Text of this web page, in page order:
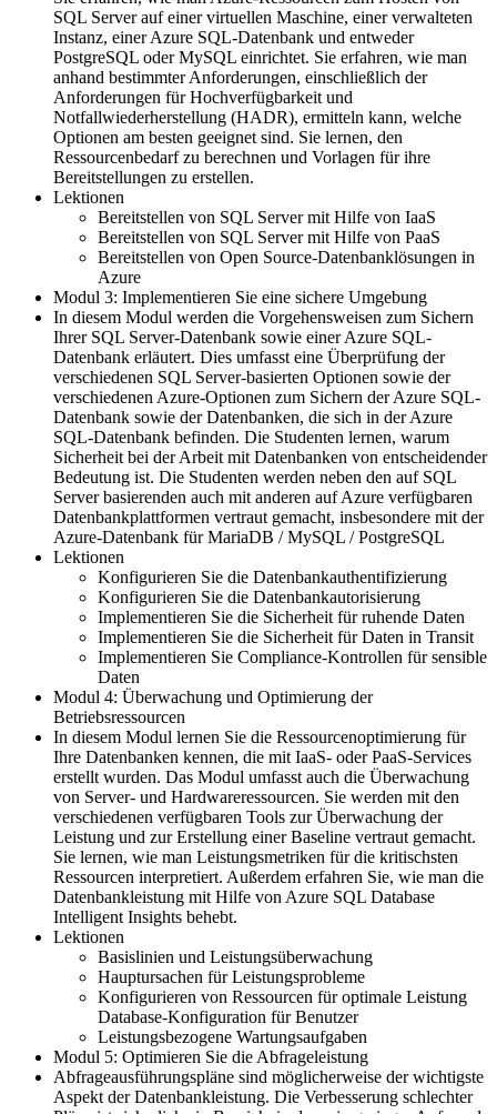
SQL Server auf einer virtuellen Maschine, einer verwalteten
Instanz, einer Azure SQL-Datenbank und entweder
PostgreSQL oder MySQL einrichtet. Sie erfahren, wie man
anhand bestimmter Anforderungen, einschließlich der
Anforderungen für Hochverfügbarkeit und
Notfallwiederherstellung (HADR), ermitteln kann, welche
Optionen am besten geeignet sind. Sie lernen, den
Ressourcenbedarf zu berechnen und Vorlagen für ihre
Bereitstellungen zu erstellen.
Lektionen
Bereitstellen von SQL Server mit Hilfe von IaaS
Bereitstellen von SQL Server mit Hilfe von PaaS
Bereitstellen von Open Source-Datenbanklösungen in
Azure
Modul 3: Implementieren Sie eine sichere Umgebung
In diesem Modul werden die Vorgehensweisen zum Sichern
Ihrer SQL Server-Datenbank sowie einer Azure SQL-
Datenbank erläutert. Dies umfasst eine Überprüfung der
verschiedenen SQL Server-basierten Optionen sowie der
verschiedenen Azure-Optionen zum Sichern der Azure SQL-
Datenbank sowie der Datenbanken, die sich in der Azure
SQL-Datenbank befinden. Die Studenten lernen, warum
Sicherheit bei der Arbeit mit Datenbanken von entscheidender
Bedeutung ist. Die Studenten werden neben den auf SQL
Server basierenden auch mit anderen auf Azure verfügbaren
Datenbankplattformen vertraut gemacht, insbesondere mit der
Azure-Datenbank für MariaDB / MySQL / PostgreSQL
Lektionen
Konfigurieren Sie die Datenbankauthentifizierung
Konfigurieren Sie die Datenbankautorisierung
Implementieren Sie die Sicherheit für ruhende Daten
Implementieren Sie die Sicherheit für Daten in Transit
Implementieren Sie Compliance-Kontrollen für sensible
Daten
Modul 4: Überwachung und Optimierung der
Betriebsressourcen
In diesem Modul lernen Sie die Ressourcenoptimierung für
Ihre Datenbanken kennen, die mit IaaS- oder PaaS-Services
erstellt wurden. Das Modul umfasst auch die Überwachung
von Server- und Hardwareressourcen. Sie werden mit den
verschiedenen verfügbaren Tools zur Überwachung der
Leistung und zur Erstellung einer Baseline vertraut gemacht.
Sie lernen, wie man Leistungsmetriken für die kritischsten
Ressourcen interpretiert. Außerdem erfahren Sie, wie man die
Datenbankleistung mit Hilfe von Azure SQL Database
Intelligent Insights behebt.
Lektionen
Basislinien und Leistungsüberwachung
Hauptursachen für Leistungsprobleme
Konfigurieren von Ressourcen für optimale Leistung
Database-Konfiguration für Benutzer
Leistungsbezogene Wartungsaufgaben
Modul 5: Optimieren Sie die Abfrageleistung
Abfrageausführungspläne sind möglicherweise der wichtigste
Aspekt der Datenbankleistung. Die Verbesserung schlechter